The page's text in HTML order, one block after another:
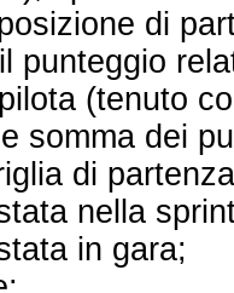
di
punteggio
(tenuto
somma dei
di
nella
in gara;